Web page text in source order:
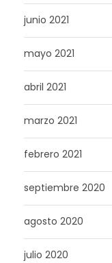
junio 2021
mayo 2021
abril 2021
marzo 2021
febrero 2021
septiembre 2020
agosto 2020
julio 2020